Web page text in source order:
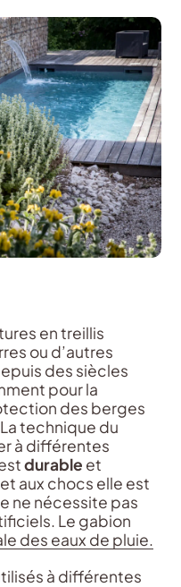
en treillis
ou d’autres
des siècles
pour la
des berges
technique du
à différentes
durable et
aux chocs elle est
ne nécessite pas
Le gabion
des eaux de pluie.
à différentes